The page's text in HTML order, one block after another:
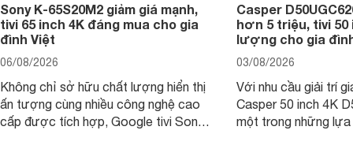
Sony K-65S20M2 giảm giá mạnh,
tivi 65 inch 4K đáng mua cho gia
đình Việt
06/08/2026
Không chỉ sở hữu chất lượng hiển thị
ấn tượng cùng nhiều công nghệ cao
cấp được tích hợp, Google tivi Sony
Casper
hơn 5 triệu, tivi 50
lượng cho gia
03/08/2026
Với nhu cầu giải trí
Casper 50 inch 4K
một trong những lựa